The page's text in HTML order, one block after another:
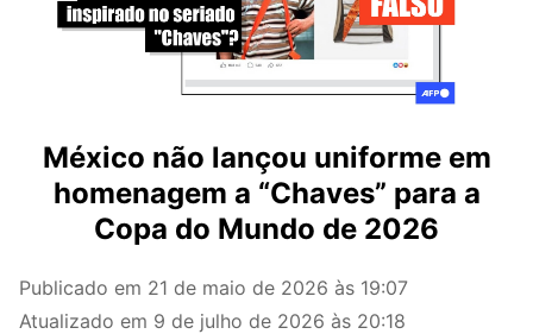
México não lançou uniforme em
homenagem a “Chaves” para a
Copa do Mundo de 2026
Publicado em 21 de maio de 2026 às 19:07
Atualizado em 9 de julho de 2026 às 20:18